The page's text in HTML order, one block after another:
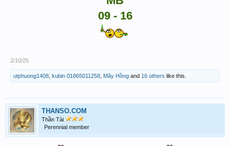
09 - 16
2/10/25
utphuong1408 kubin 01865011258 Mây Hồng and 16 others like this.
THANSO.COM
Thần Tài
Perennial member